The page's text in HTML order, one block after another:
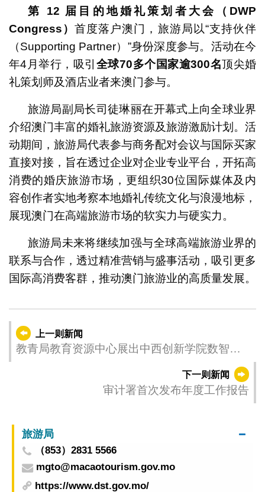
第 12 届目的地婚礼策划者大会（ DWP
Congress ） 首度落户澳门，旅游局以“支持伙伴
（Supporting Partner）”身份深度参与。活动在今
年4月举行，吸引 全球70多个国家逾300名顶尖婚
礼策划师及酒店业者来澳门参与。
旅游局副局长司徒琳丽在开幕式上向全球业界
介绍澳门丰富的婚礼旅游资源及旅游激励计划。活
动期间，旅游局代表参与商务配对会议与国际买家
直接对接，旨在透过企业对企业专业平台，开拓高
消费的婚庆旅游市场，更组织30位国际媒体及内
容创作者实地考察本地婚礼传统文化与浪漫地标，
展现澳门在高端旅游市场的软实力与硬实力。
旅游局未来将继续加强与全球高端旅游业界的
联系与合作，透过精准营销与盛事活动，吸引更多
国际高消费客群，推动澳门旅游业的高质量发展。
上一则新闻
教青局教育资源中心展出中西创新学院数智教
下一则新闻
审计署首次发布年度工作报告
旅游局
（853）2831 5566
mgto@macaotourism.gov.mo
https://www.dst.gov.mo/